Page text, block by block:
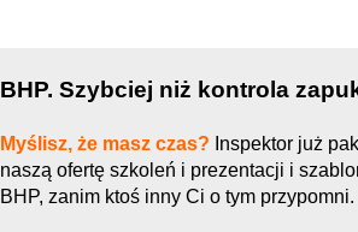
BHP. Szybciej niż kontrola
Myślisz, że masz czas? Inspektor już
naszą ofertę szkoleń i prezentacji i
BHP, zanim ktoś inny Ci o tym przypomni.